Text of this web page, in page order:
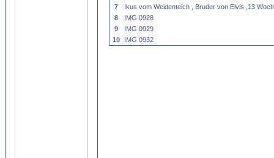
7
Ikus vom Weidenteich , Bruder von Elvis ,13
8
IMG 0928
9
IMG 0929
10
IMG 0932